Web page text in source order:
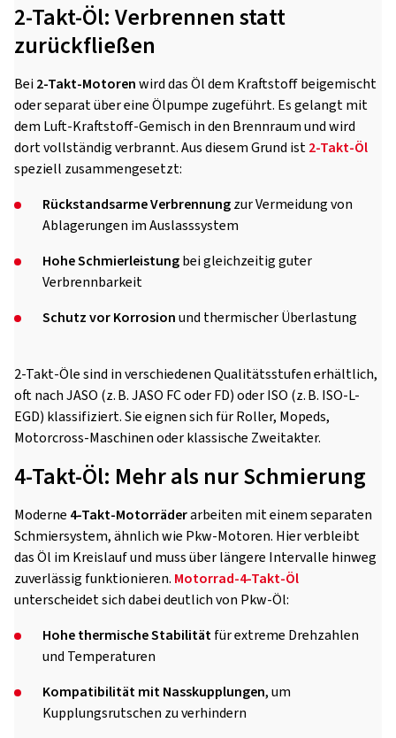
2-Takt-Öl: Verbrennen statt
zurückfließen
Bei2-Takt-Motorenwird das Öl dem Kraftstoff beigemischt
oder separat über eine Ölpumpe zugeführt. Es gelangt mit
dem Luft-Kraftstoff-Gemisch in den Brennraum und wird
dort vollständig verbrannt. Aus diesem Grund ist2-Takt-Öl
speziell zusammengesetzt:
Rückstandsarme Verbrennungzur Vermeidung von
Ablagerungen im Auslasssystem
Hohe Schmierleistungbei gleichzeitig guter
Verbrennbarkeit
Schutz vor Korrosionund thermischer Überlastung
2-Takt-Öle sind in verschiedenen Qualitätsstufen erhältlich,
oft nach JASO (z. B. JASO FC oder FD) oder ISO (z. B. ISO-L-
EGD) klassifiziert. Sie eignen sich für Roller, Mopeds,
Motorcross-Maschinen oder klassische Zweitakter.
4-Takt-Öl: Mehr als nur Schmierung
Moderne 4-Takt-Motorräderarbeiten mit einem separaten
Schmiersystem, ähnlich wie Pkw-Motoren. Hier verbleibt
das Öl im Kreislauf und muss über längere Intervalle hinweg
zuverlässig funktionieren. Motorrad-4-Takt-Öl
unterscheidet sich dabei deutlich von Pkw-Öl:
Hohe thermische Stabilitätfür extreme Drehzahlen
und Temperaturen
Kompatibilität mit Nasskupplungen, um
Kupplungsrutschen zu verhindern